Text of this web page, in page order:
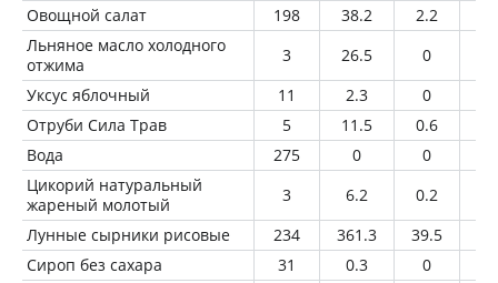
Овощной салат 198 38.2 2.2
Льняное масло холодного
отжима
3 26.5 0
Уксус яблочный
11 2.3 0
Отруби Сила Трав
5 11.5 0.6
Вода
275 0 0
Цикорий натуральный
жареный молотый
3 6.2 0.2
Лунные сырники рисовые
234 361.3 39.5
Сироп без сахара
31 0.3 0